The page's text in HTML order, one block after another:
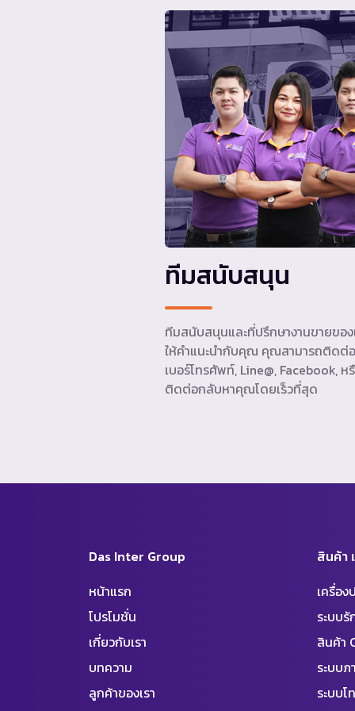
ทีมสนับสนุน
ทีมสนับสนุนและที่ปรึกษางานขายขอ
ให้คำแนะนำกับคุณ คุณสามารถติดต่อ
เบอร์โทรศัพท์, Line@, Facebook,
ติดต่อกลับหาคุณโดยเร็วที่สุด
Das Inter Group
หน้าแรก
โปรโมชั่น
เกี่ยวกับเรา
บทความ
ลูกค้าของเรา
สินค้า
เครื่อ
ระบบ
สินค้า
ระบบภ
ระบบ